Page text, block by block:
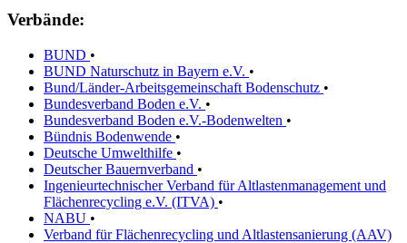
Verbände:
BUND •
BUND Naturschutz in Bayern e.V. •
Bund/Länder-Arbeitsgemeinschaft Bodenschutz •
Bundesverband Boden e.V. •
Bundesverband Boden e.V.-Bodenwelten •
Bündnis Bodenwende •
Deutsche Umwelthilfe •
Deutscher Bauernverband •
Ingenieurtechnischer Verband für Altlastenmanagement und
Flächenrecycling e.V. (ITVA) •
NABU •
Verband für Flächenrecycling und Altlastensanierung (AAV)